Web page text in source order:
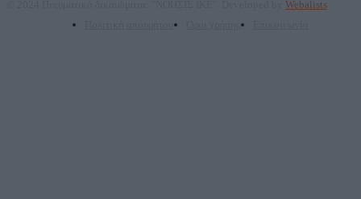
Webalists